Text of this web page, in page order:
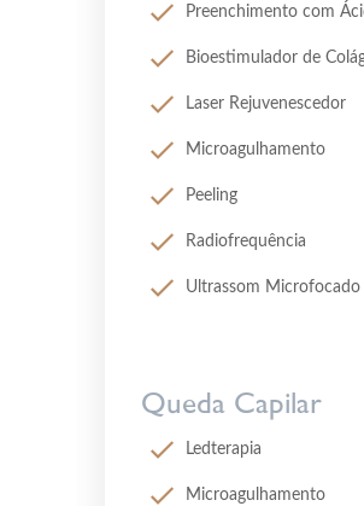
Preenchimento com
Bioestimulador de
Laser Rejuvenescedor
Microagulhamento
Peeling
Radiofrequência
Ultrassom Microfocado
Queda Capilar
Ledterapia
Microagulhamento